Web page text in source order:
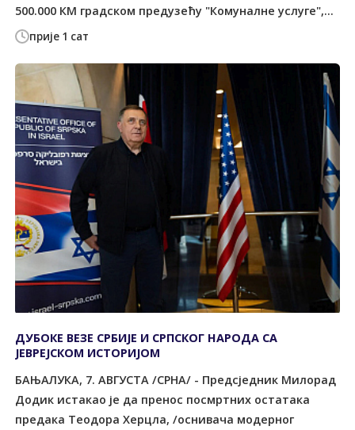
прије 1 сат
500.000 КМ градском предузећу "Комуналне услуге",...
ДУБОКЕ ВЕЗЕ СРБИЈЕ И СРПСКОГ НАРОДА СА
ЈЕВРЕЈСКОМ ИСТОРИЈОМ
БАЊАЛУКА, 7. АВГУСТА /СРНА/ - Предсједник Милорад
Додик истакао је да пренос посмртних остатака
предака Теодора Херцла, /оснивача модерног